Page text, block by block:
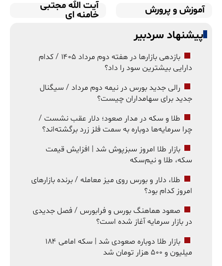
آموزش و پرورش
آیت الله مجتبی
خامنه ای
پیشنهاد سردبیر
بازدهی بازارها در هفته دوم مرداد ۱۴۰۵ / کدام
دارایی بیشترین سود را داد؟
رالی جدید بورس در نیمه دوم مرداد / سیگنال
جدید برای سهامداران چیست؟
طلا و سکه در مدار صعود؛ دلار عقب نشست /
چرا سرمایه‌ها دوباره به سمت فلز زرد برگشته‌اند؟
بازار طلا امروز سبزپوش شد | افزایش قیمت
سکه، طلا و نیم‌سکه
طلا، دلار و بورس روی میز معامله / برنده بازارهای
امروز کدام بود؟
صعود هماهنگ بورس و فرابورس / فصل جدیدی
در بازار سرمایه آغاز شده است؟
بازار طلا دوباره صعودی شد | سکه امامی ۱۸۴
میلیون و ۵۰۰ هزار تومان شد